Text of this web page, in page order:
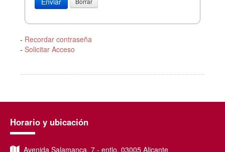
- Recordar contraseña
- Solicitar Acceso
Horario y ubicación
Avenida Salamanca, 7 - entlo, 03005 Alicante